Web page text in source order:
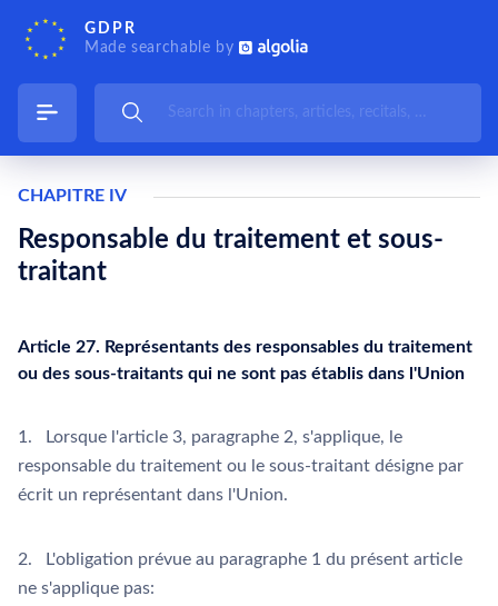
GDPR
Made searchable by
CHAPITRE IV
Responsable du traitement et sous-
traitant
Article 27. Représentants des responsables du traitement
ou des sous-traitants qui ne sont pas établis dans l'Union
1. Lorsque l'article 3, paragraphe 2, s'applique, le
responsable du traitement ou le sous-traitant désigne par
écrit un représentant dans l'Union.
2. L'obligation prévue au paragraphe 1 du présent article
ne s'applique pas: